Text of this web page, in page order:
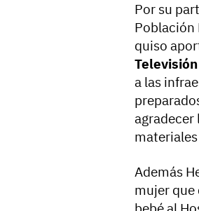
Por su
Población
quiso
Televisión
a las
agradecer
Además
mujer que